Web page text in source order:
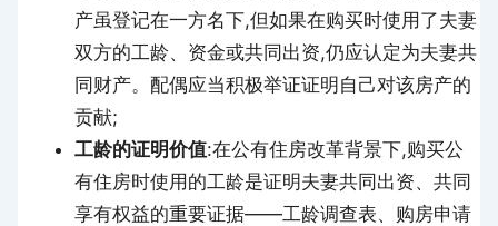
产虽登记在一方名下,但如果在购买时使用了夫妻
双方的工龄、资金或共同出资,仍应认定为夫妻共
同财产。配偶应当积极举证证明自己对该房产的
贡献;
工龄的证明价值:在公有住房改革背景下,购买公
有住房时使用的工龄是证明夫妻共同出资、共同
享有权益的重要证据——工龄调查表、购房申请